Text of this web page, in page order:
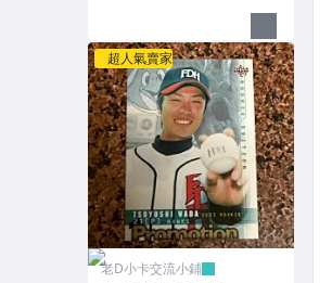
超人氣賣家
老D小卡交流小鋪